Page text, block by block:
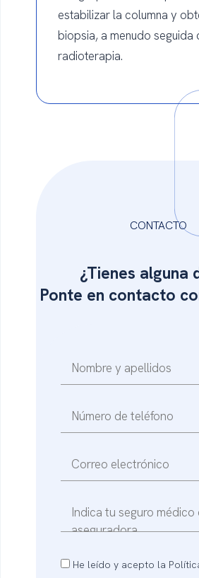
estabilizar la columna y
biopsia, a menudo seguida
radioterapia.
CONTACTO
¿Tienes alguna
Ponte en contacto
He leído y acepto la